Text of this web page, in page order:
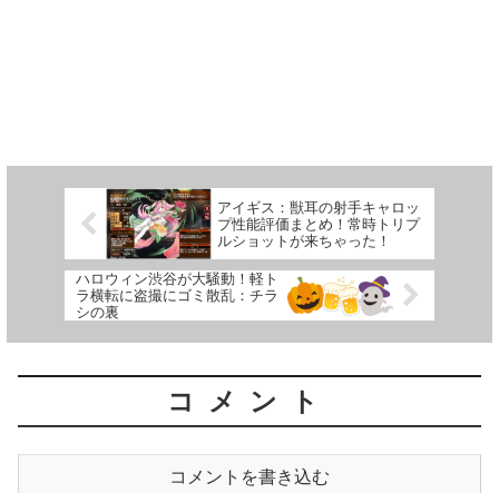
アイギス：獣耳の射手キャロッ
プ性能評価まとめ！常時トリプ
ルショットが来ちゃった！
ハロウィン渋谷が大騒動！軽ト
ラ横転に盗撮にゴミ散乱：チラ
シの裏
コメント
コメントを書き込む